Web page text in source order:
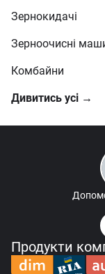
Зернокидачі
Зерноочисні
Комбайни
Дивитись усі →
Продукти